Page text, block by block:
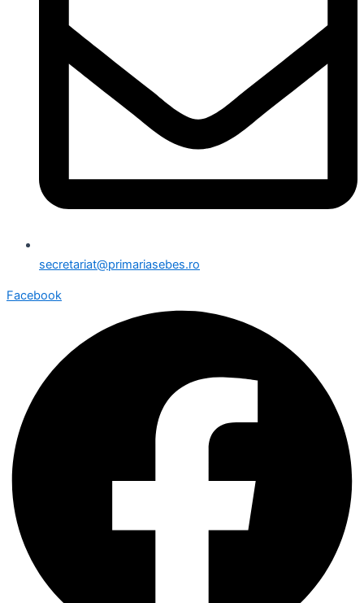
secretariat@primariasebes.ro
Facebook